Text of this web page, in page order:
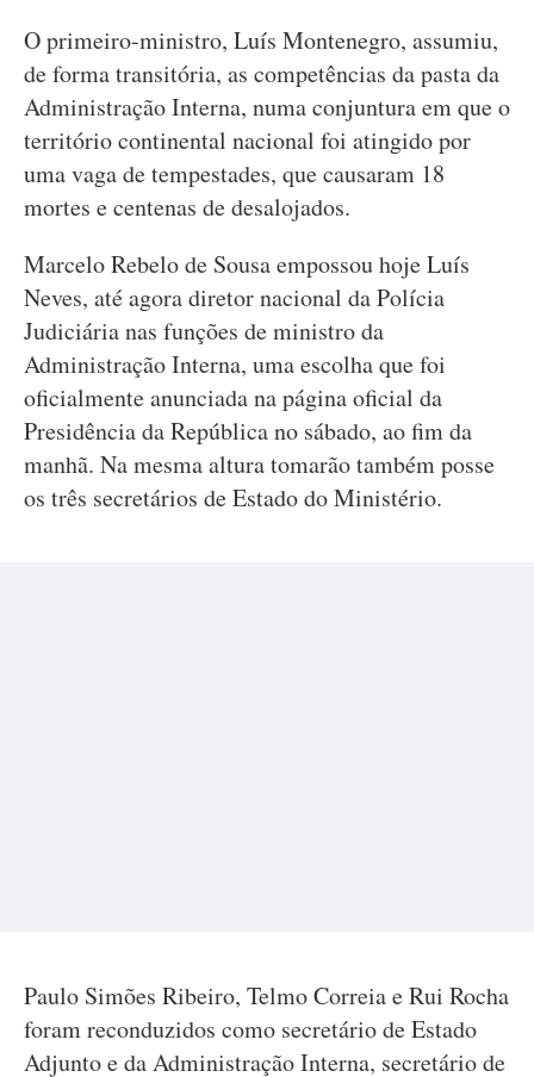
O primeiro-ministro, Luís Montenegro, assumiu,
de forma transitória, as competências da pasta da
Administração Interna, numa conjuntura em que o
território continental nacional foi atingido por
uma vaga de tempestades, que causaram 18
mortes e centenas de desalojados.
Marcelo Rebelo de Sousa empossou hoje Luís
Neves, até agora diretor nacional da Polícia
Judiciária nas funções de ministro da
Administração Interna, uma escolha que foi
oficialmente anunciada na página oficial da
Presidência da República no sábado, ao fim da
manhã. Na mesma altura tomarão também posse
os três secretários de Estado do Ministério.
Paulo Simões Ribeiro, Telmo Correia e Rui Rocha
foram reconduzidos como secretário de Estado
Adjunto e da Administração Interna, secretário de